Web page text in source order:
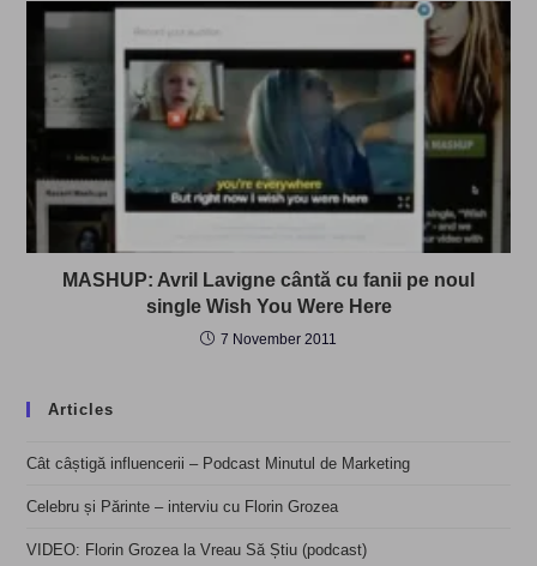
MASHUP: Avril Lavigne cântă cu fanii pe noul
single Wish You Were Here
7 November 2011
Articles
Cât câștigă influencerii – Podcast Minutul de Marketing
Celebru și Părinte – interviu cu Florin Grozea
VIDEO: Florin Grozea la Vreau Să Știu (podcast)